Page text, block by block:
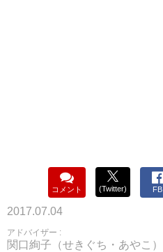
コメント (Twitter) FB
2017.07.04
アドバイザー :
関口絢子（せきぐち・あやこ）